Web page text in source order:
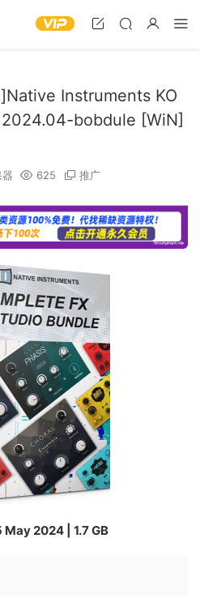
Instruments KO
2024.04-bobdule [WiN]
625 推广
2024 | 1.7 GB